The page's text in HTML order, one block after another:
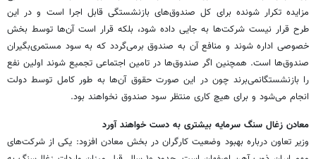
مزایده تکرار شونده برای کل صندوق‌های بازنشستگی قابل اجرا است و در این
طرح قرار نیست شرکت‌ها به جایی داده شود، بلکه قرار است آن‌ها توسط بخش
خصوصی اداره شوند و منافع آن به صندوق برمی‌گردد که به سود مستمری‌بگیران
صندوق‌ها است. همچنین اگر صندوق‌ها در تامین اجتماعی تجمیع شوند اولین نفع
را بازنشستگانمی‌برند چون در این صورت حقوق آن‌ها به طور کامل توسط دولت
انجام می‌شود و برای هیچ کاری منتظر سود صندوق نخواهند بود.
معادن زغال سنگ سرمایه بیشتری به دست خواهند آورد
وزیر تعاون درباره بهبود وضعیت کارگران در بخش معادن افزود: یکی از شرکت‌های